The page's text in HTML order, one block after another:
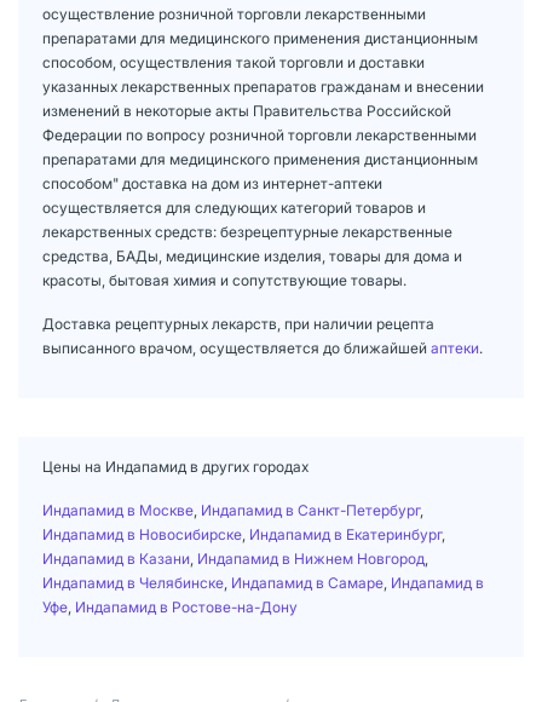
осуществление розничной торговли лекарственными
препаратами для медицинского применения дистанционным
способом, осуществления такой торговли и доставки
указанных лекарственных препаратов гражданам и внесении
изменений в некоторые акты Правительства Российской
Федерации по вопросу розничной торговли лекарственными
препаратами для медицинского применения дистанционным
способом" доставка на дом из интернет-аптеки
осуществляется для следующих категорий товаров и
лекарственных средств: безрецептурные лекарственные
средства, БАДы, медицинские изделия, товары для дома и
красоты, бытовая химия и сопутствующие товары.
Доставка рецептурных лекарств, при наличии рецепта
выписанного врачом, осуществляется до ближайшей аптеки.
Цены на Индапамид в других городах
Индапамид в Москве Индапамид в Санкт-Петербург,
Индапамид в Новосибирске Индапамид в Екатеринбург,
Индапамид в Казани Индапамид в Нижнем Новгород
Индапамид в Челябинске Индапамид в Самаре Индапамид в
Уфе Индапамид в Ростове-на-Дону